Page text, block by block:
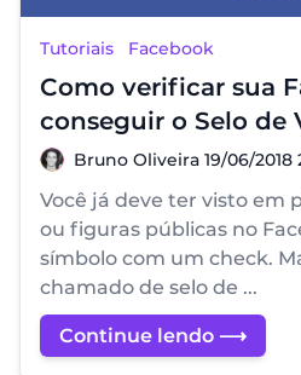
Tutoriais Facebook
Como verificar sua
conseguir o Selo de
Bruno Oliveira
Bruno Oliveira 19/06/2018
Você já deve ter visto em
ou figuras públicas no
símbolo com um check.
chamado de selo de ...
Continue lendo ⟶